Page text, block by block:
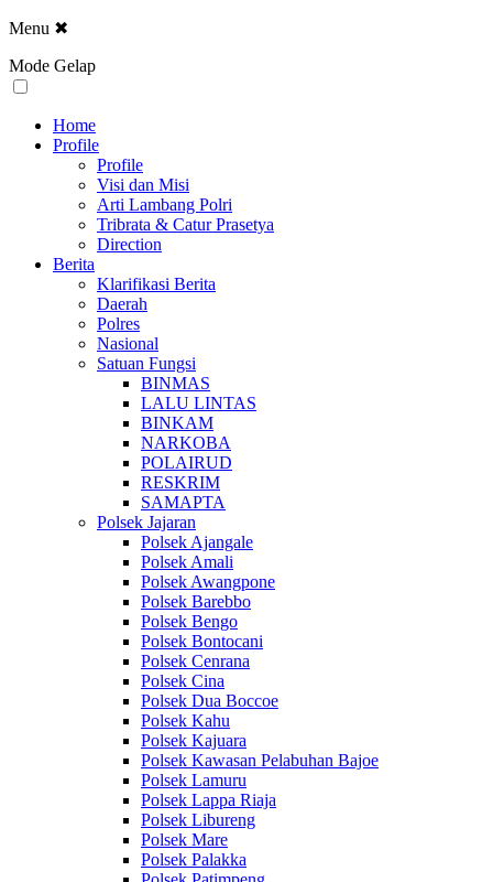
Menu ✖
Mode Gelap
Home
Profile
Profile
Visi dan Misi
Arti Lambang Polri
Tribrata & Catur Prasetya
Direction
Berita
Klarifikasi Berita
Daerah
Polres
Nasional
Satuan Fungsi
BINMAS
LALU LINTAS
BINKAM
NARKOBA
POLAIRUD
RESKRIM
SAMAPTA
Polsek Jajaran
Polsek Ajangale
Polsek Amali
Polsek Awangpone
Polsek Barebbo
Polsek Bengo
Polsek Bontocani
Polsek Cenrana
Polsek Cina
Polsek Dua Boccoe
Polsek Kahu
Polsek Kajuara
Polsek Kawasan Pelabuhan Bajoe
Polsek Lamuru
Polsek Lappa Riaja
Polsek Libureng
Polsek Mare
Polsek Palakka